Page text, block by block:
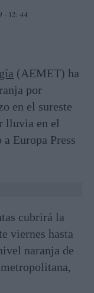
- 12: 44
(AEMET) ha
por
en el sureste
lluvia en el
Europa Press
cubrirá la
viernes hasta
naranja de